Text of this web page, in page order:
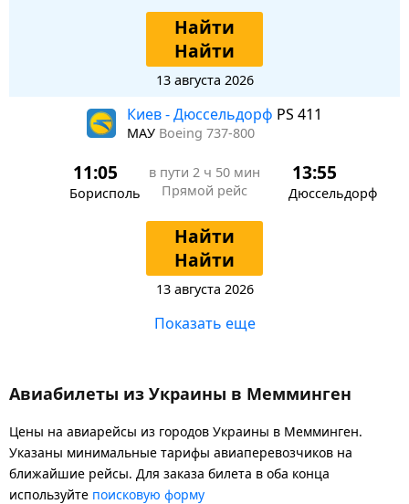
Найти
Найти
13 августа 2026
Киев - Дюссельдорф PS 411
МАУ Boeing 737-800
11:05
Борисполь
в пути 2 ч 50 мин
Прямой рейс
13:55
Дюссельдорф
Найти
Найти
13 августа 2026
Показать еще
Авиабилеты из Украины в Мемминген
Цены на авиарейсы из городов Украины в Мемминген.
Указаны минимальные тарифы авиаперевозчиков на
ближайшие рейсы. Для заказа билета в оба конца
используйте поисковую форму